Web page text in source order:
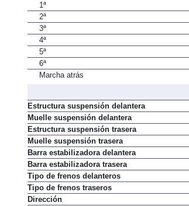
1ª
2ª
3ª
4ª
5ª
6ª
Marcha atrás
Estructura suspensión delantera
Muelle suspensión delantera
Estructura suspensión trasera
Muelle suspensión trasera
Barra estabilizadora delantera
Barra estabilizadora trasera
Tipo de frenos delanteros
Tipo de frenos traseros
Dirección